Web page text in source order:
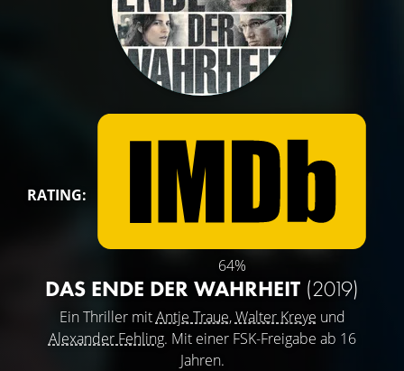
RATING:
64%
DAS ENDE DER WAHRHEIT (2019)
Ein Thriller mitAntje Traue,Walter Kreye und
Alexander Fehling. Mit einer FSK-Freigabe ab 16
Jahren.